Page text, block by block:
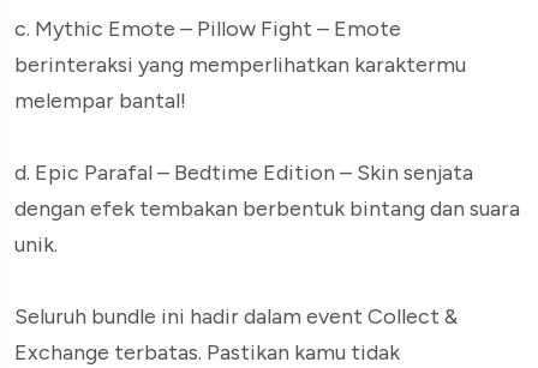
c. Mythic Emote – Pillow Fight – Emote
berinteraksi yang memperlihatkan karaktermu
melempar bantal!
d. Epic Parafal – Bedtime Edition – Skin senjata
dengan efek tembakan berbentuk bintang dan suara
unik.
Seluruh bundle ini hadir dalam event Collect &
Exchange terbatas. Pastikan kamu tidak